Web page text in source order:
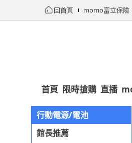
回首頁 momo富立保險
首頁 限時搶購 直播
行動電源/電池
館長推薦